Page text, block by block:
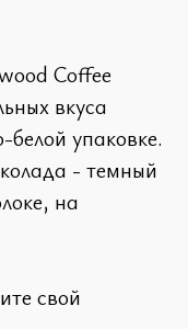
Coffee
вкуса
упаковке.
- темный
на
свой